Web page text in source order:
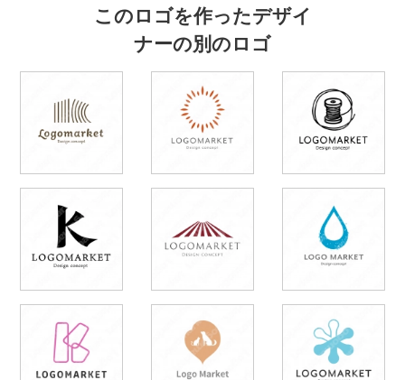
このロゴを作ったデザイ
ナーの別のロゴ